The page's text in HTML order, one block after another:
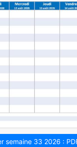
semaine 33 2026 :